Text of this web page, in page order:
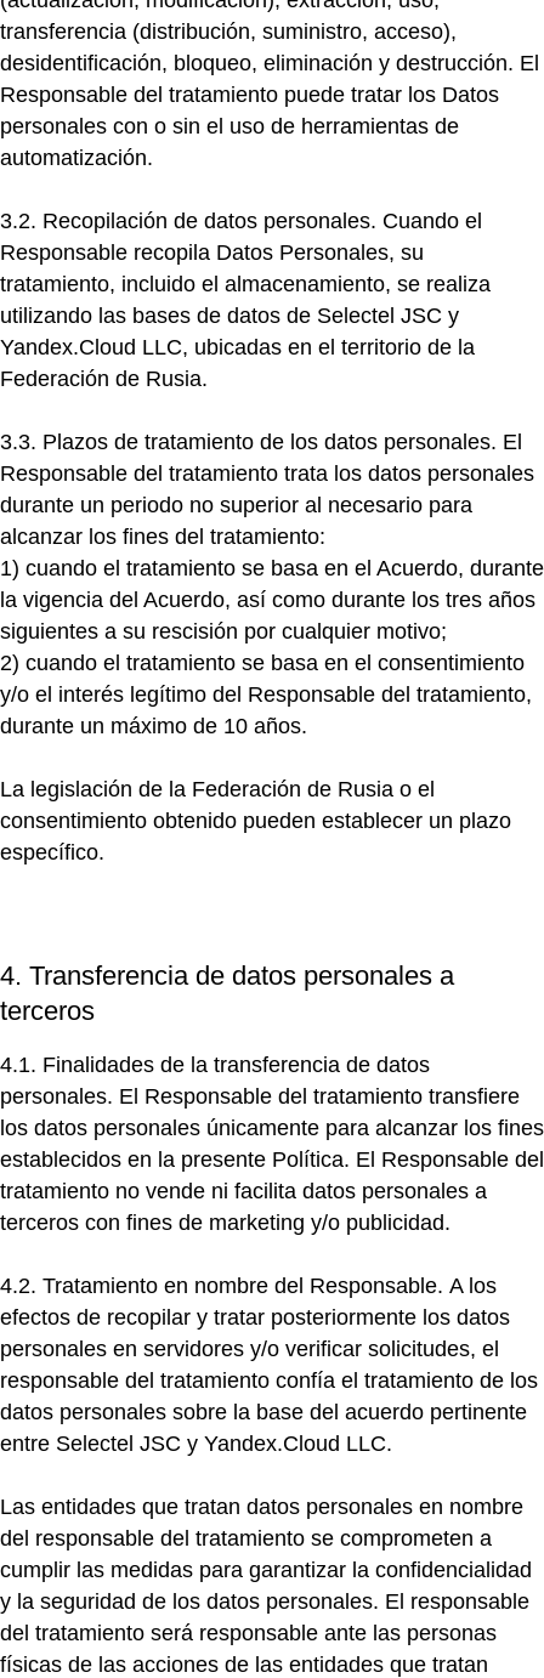
transferencia (distribución, suministro, acceso),
desidentificación, bloqueo, eliminación y destrucción. El
Responsable del tratamiento puede tratar los Datos
personales con o sin el uso de herramientas de
automatización.
3.2. Recopilación de datos personales. Cuando el
Responsable recopila Datos Personales, su
tratamiento, incluido el almacenamiento, se realiza
utilizando las bases de datos de Selectel JSC y
Yandex.Cloud LLC, ubicadas en el territorio de la
Federación de Rusia.
3.3. Plazos de tratamiento de los datos personales. El
Responsable del tratamiento trata los datos personales
durante un periodo no superior al necesario para
alcanzar los fines del tratamiento:
1) cuando el tratamiento se basa en el Acuerdo, durante
la vigencia del Acuerdo, así como durante los tres años
siguientes a su rescisión por cualquier motivo;
2) cuando el tratamiento se basa en el consentimiento
y/o el interés legítimo del Responsable del tratamiento,
durante un máximo de 10 años.
La legislación de la Federación de Rusia o el
consentimiento obtenido pueden establecer un plazo
específico.
4. Transferencia de datos personales a
terceros
4.1. Finalidades de la transferencia de datos
personales. El Responsable del tratamiento transfiere
los datos personales únicamente para alcanzar los fines
establecidos en la presente Política. El Responsable del
tratamiento no vende ni facilita datos personales a
terceros con fines de marketing y/o publicidad.
4.2. Tratamiento en nombre del Responsable. A los
efectos de recopilar y tratar posteriormente los datos
personales en servidores y/o verificar solicitudes, el
responsable del tratamiento confía el tratamiento de los
datos personales sobre la base del acuerdo pertinente
entre Selectel JSC y Yandex.Cloud LLC.
Las entidades que tratan datos personales en nombre
del responsable del tratamiento se comprometen a
cumplir las medidas para garantizar la confidencialidad
y la seguridad de los datos personales. El responsable
del tratamiento será responsable ante las personas
físicas de las acciones de las entidades que tratan